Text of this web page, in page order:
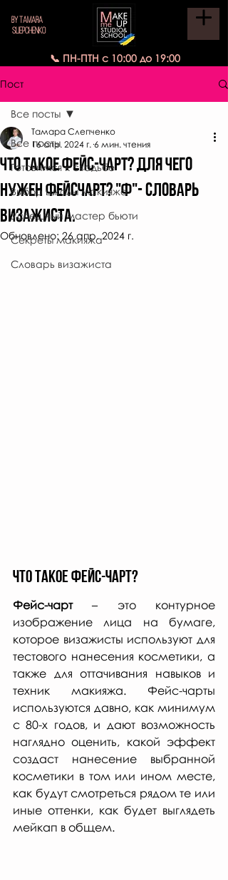
BY TAMARA
SLIEPCHENKO
📞 ПН-ПТН с 10:00 до 19:00
Пост
Все посты
Готовимся к свадьбе
Выбор школы макияжа
Успешный мастер бьюти
Секреты макияжа
Словарь визажиста
Все посты
ЧТО ТАКОЕ ФЕЙС-ЧАРТ? Для чего
нужен фейсчарт? "Ф"- СЛОВАРЬ
ВИЗАЖИСТА.
Тамара Слепченко
16 апр. 2024 г. 6 мин. чтения
Обновлено: 26 апр. 2024 г.
ЧТО ТАКОЕ фейс-чарт?
Фейс-чарт – это контурное
изображение лица на бумаге,
которое визажисты используют для
тестового нанесения косметики, а
также для оттачивания навыков и
техник макияжа. Фейс-чарты
используются давно, как минимум
с 80-х годов, и дают возможность
наглядно оценить, какой эффект
создаст нанесение выбранной
косметики в том или ином месте,
как будут смотреться рядом те или
иные оттенки, как будет выглядеть
мейкап в общем.